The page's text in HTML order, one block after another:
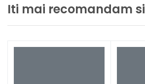
Iti mai recomandam si